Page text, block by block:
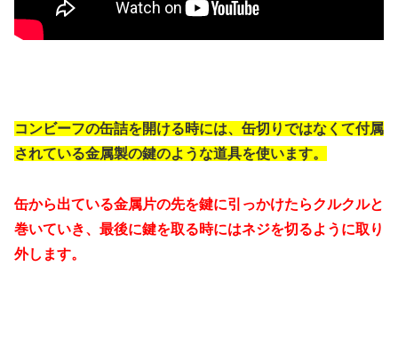
コンビーフの缶詰を開ける時には、缶切りではなくて付属
されている金属製の鍵のような道具を使います。
缶から出ている金属片の先を鍵に引っかけたらクルクルと
巻いていき、最後に鍵を取る時にはネジを切るように取り
外します。